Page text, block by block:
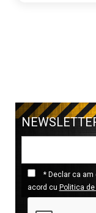
* Declar ca
acord cu Politica